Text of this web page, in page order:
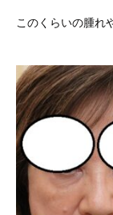
このくらいの腫れ